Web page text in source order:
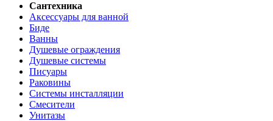
Сантехника
Аксессуары для ванной
Биде
Ванны
Душевые ограждения
Душевые системы
Писуары
Раковины
Системы инсталляции
Смесители
Унитазы